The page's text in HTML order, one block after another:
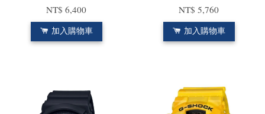
NT$ 6,400
加入購物車
NT$ 5,760
加入購物車